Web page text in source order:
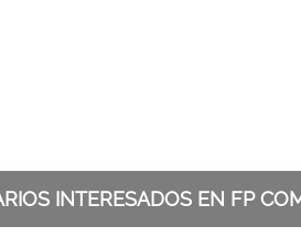
INTERESADOS EN FP